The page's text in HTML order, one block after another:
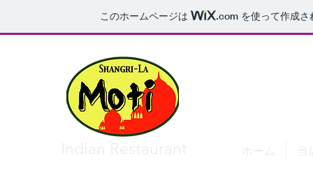
このホームページは .com を使って作成